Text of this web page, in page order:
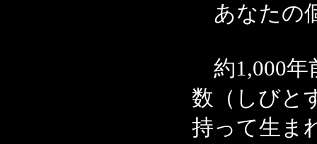
あなたの
約1,000年
数（しびと
持って生ま